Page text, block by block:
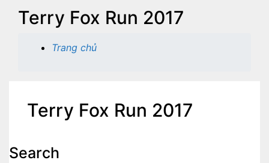
Terry Fox Run 2017
Trang chủ
Terry Fox Run 2017
Search